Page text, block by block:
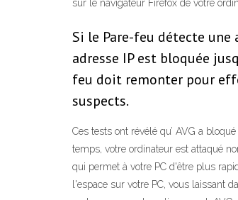
sur le navigateur Firefox de votre
Si le Pare-feu détecte
adresse IP est bloquée
feu doit remonter pour
suspects.
Ces tests ont révélé qu’ AVG a
temps, votre ordinateur est attaqué
qui permet à votre PC d'être plus
l'espace sur votre PC, vous laissant